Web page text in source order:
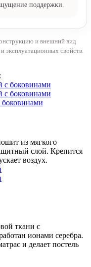
90 кг на спальное
продуманное
поддержки.
и внешний вид
эксплуатационных свойств.
из мягкого
слой. Крепится
воздух.